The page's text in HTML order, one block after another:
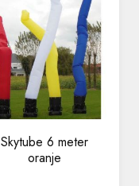
Skytube 6 meter
oranje